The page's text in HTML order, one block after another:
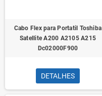
Cabo Flex para Portatil Toshiba
Satellite A200 A2105 A215
Dc02000F900
DETALHES